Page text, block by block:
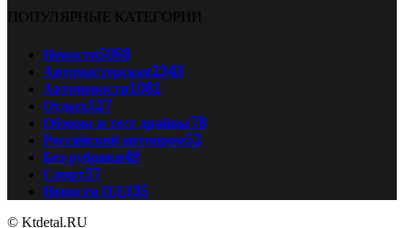
ПОПУЛЯРНЫЕ КАТЕГОРИИ
Новости5068
Автомастерская2343
Автоновости1081
Отдых127
Обзоры и тест драйвы78
Российский автопром52
Без рубрики49
Спорт37
Новости ПДД35
© Ktdetal.RU